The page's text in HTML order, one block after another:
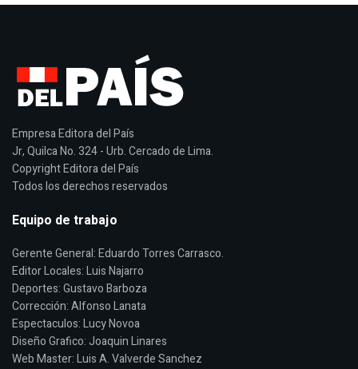
Empresa Editora del País
Jr, Quilca No. 324 - Urb. Cercado de Lima.
Copyright Editora del País
Todos los derechos reservados
Equipo de trabajo
Gerente General: Eduardo Torres Carrasco.
Editor Locales: Luis Najarro
Deportes: Gustavo Barboza
Corrección: Alfonso Lanata
Espectaculos: Lucy Novoa
Diseño Grafico: Joaquin Linares
Web Master: Luis A. Valverde Sanchez